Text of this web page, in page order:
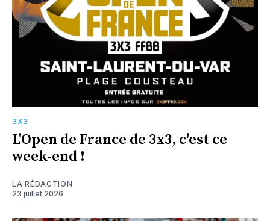
3X3
L'Open de France de 3x3, c'est ce
week-end !
LA RÉDACTION
23 juillet 2026